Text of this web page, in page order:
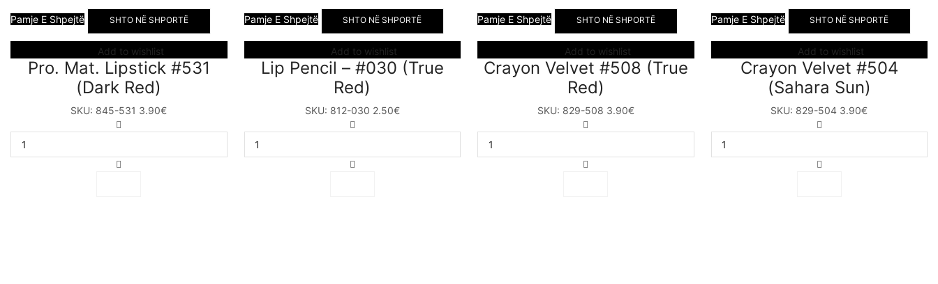
Pamje E Shpejtë SHTO NË SHPORTË
Add to wishlist
Pro. Mat. Lipstick #531
(Dark Red)
SKU: 845-531 3.90€
Pamje E Shpejtë SHTO NË SHPORTË
Add to wishlist
Lip Pencil – #030 (True
Red)
SKU: 812-030 2.50€
Lip
#030
Pamje E Shpejtë SHTO NË SHPORTË
Add to wishlist
Crayon Velvet #508 (True
Red)
SKU: 829-508 3.90€
Pamje E Shpejtë SHTO NË SHPORTË
Add to wishlist
Crayon Velvet #504
(Sahara Sun)
SKU: 829-504 3.90€
Crayon
(Sahara